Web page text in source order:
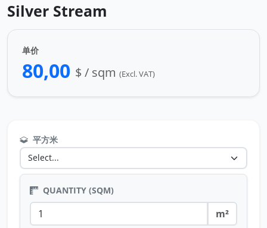
Silver Stream
单价
80,00 $ / sqm (Excl. VAT)
平方米
QUANTITY (SQM)
m²